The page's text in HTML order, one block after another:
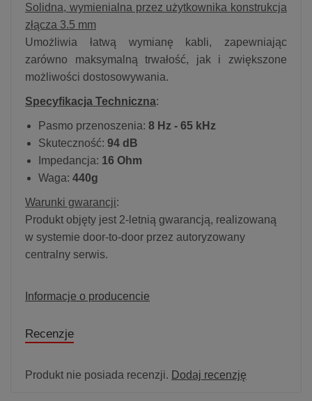
Solidna, wymienialna przez użytkownika konstrukcja
złącza 3.5 mm
Umożliwia łatwą wymianę kabli, zapewniając
zarówno maksymalną trwałość, jak i zwiększone
możliwości dostosowywania.
Specyfikacja Techniczna:
Pasmo przenoszenia: 8 Hz - 65 kHz
Skuteczność: 94 dB
Impedancja: 16 Ohm
Waga: 440g
Warunki gwarancji:
Produkt objęty jest 2-letnią gwarancją, realizowaną
w systemie door-to-door przez autoryzowany
centralny serwis.
Informacje o producencie
Recenzje
Produkt nie posiada recenzji. Dodaj recenzję